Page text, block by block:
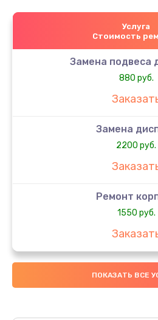
Услуга
Стоимость
Замена подвеса
880 руб.
Замена
2200 руб.
Ремонт
1550 руб.
650 руб.
ПОКАЗАТЬ ВСЕ